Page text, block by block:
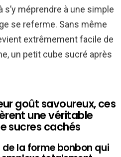
méprendre à une simple
se referme. Sans même
extrêmement facile de
un petit cube sucré après
goût savoureux, ces
une véritable
sucres cachés
la forme bonbon qui